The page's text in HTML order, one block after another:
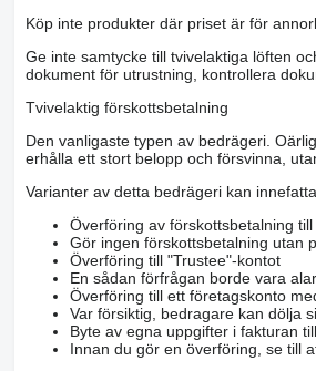
Köp inte produkter där priset är för
Ge inte samtycke till tvivelaktiga löften
dokument för utrustning, kontrollera
Tvivelaktig förskottsbetalning
Den vanligaste typen av bedrägeri.
erhålla ett stort belopp och försvinna,
Varianter av detta bedrägeri kan
Överföring av förskottsbetalning
Gör ingen förskottsbetalning utan
Överföring till "Trustee"-kontot
En sådan förfrågan borde vara
Överföring till ett företagskonto
Var försiktig, bedragare kan dölja
Byte av egna uppgifter i fakturan
Innan du gör en överföring, se till